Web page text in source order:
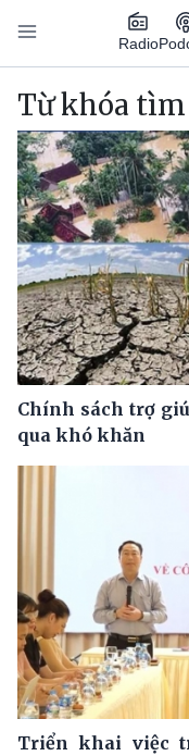
Nhảy đến nội dung
Radio
Main
Từ khóa
Chính sách trợ
qua khó khăn
Triển khai việc